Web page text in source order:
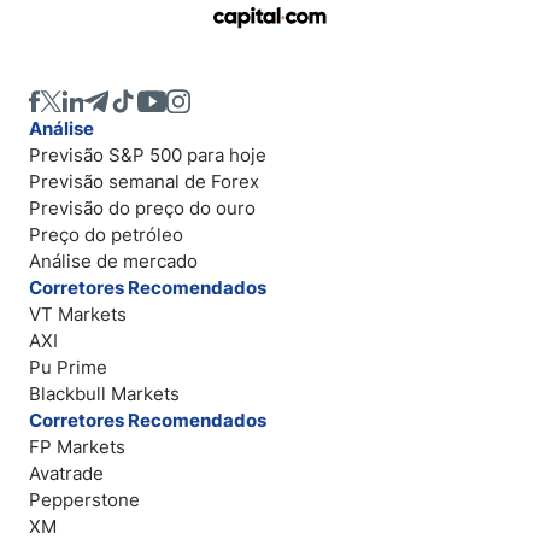
Análise
Previsão S&P 500 para hoje
Previsão semanal de Forex
Previsão do preço do ouro
Preço do petróleo
Análise de mercado
Corretores Recomendados
VT Markets
AXI
Pu Prime
Blackbull Markets
Corretores Recomendados
FP Markets
Avatrade
Pepperstone
XM